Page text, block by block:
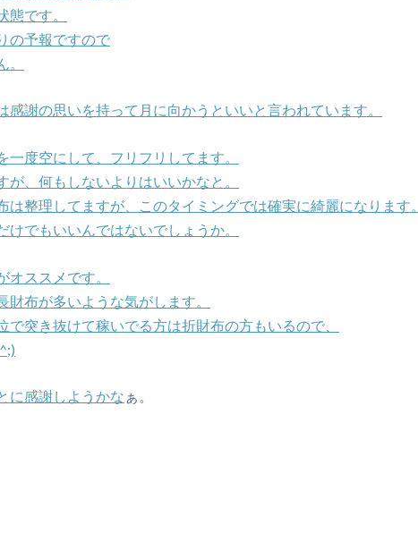
です。
の予報ですので
感謝の思いを持って月に向かうといいと言われています。
一度空にして、フリフリしてます。
が、何もしないよりはいいかなと。
は整理してますが、このタイミングでは確実に綺麗になります。
けでもいいんではないでしょうか。
オススメです。
財布が多いような気がします。
で突き抜けて稼いでる方は折財布の方もいるので、
に感謝しようかな ぁ。